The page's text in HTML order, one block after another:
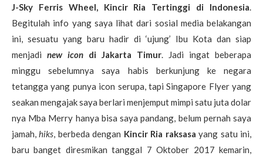
J-Sky Ferris Wheel, Kincir Ria Tertinggi di Indonesia.
Begitulah info yang saya lihat dari sosial media belakangan
ini, sesuatu yang baru hadir di ‘ujung’ Ibu Kota dan siap
menjadi new icon di Jakarta Timur. Jadi ingat beberapa
minggu sebelumnya saya habis berkunjung ke negara
tetangga yang punya icon serupa, tapi Singapore Flyer yang
seakan mengajak saya berlari menjemput mimpi satu juta dolar
nya Mba Merry hanya bisa saya pandang, belum pernah saya
jamah,hiks, berbeda dengan Kincir Ria raksasa yang satu ini,
baru banget diresmikan tanggal 7 Oktober 2017 kemarin,